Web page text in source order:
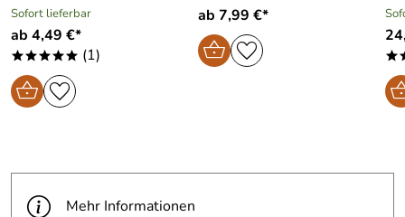
Sofort lieferbar
ab 4,49 €*
***** (1)
ab 7,99 €*
Mehr Informationen